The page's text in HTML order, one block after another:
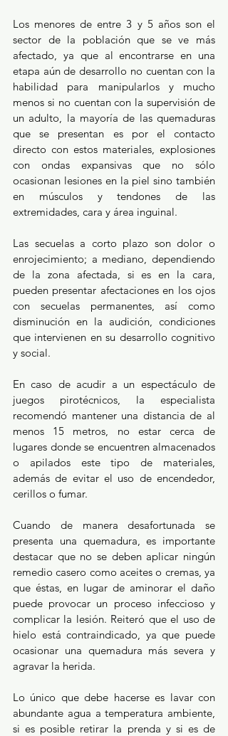
Los menores de entre 3 y 5 años son el
sector de la población que se ve más
afectado, ya que al encontrarse en una
etapa aún de desarrollo no cuentan con la
habilidad para manipularlos y mucho
menos si no cuentan con la supervisión de
un adulto, la mayoría de las quemaduras
que se presentan es por el contacto
directo con estos materiales, explosiones
con ondas expansivas que no sólo
ocasionan lesiones en la piel sino también
en músculos y tendones de las
extremidades, cara y área inguinal.
Las secuelas a corto plazo son dolor o
enrojecimiento; a mediano, dependiendo
de la zona afectada, si es en la cara,
pueden presentar afectaciones en los ojos
con secuelas permanentes, así como
disminución en la audición, condiciones
que intervienen en su desarrollo cognitivo
y social.
En caso de acudir a un espectáculo de
juegos pirotécnicos, la especialista
recomendó mantener una distancia de al
menos 15 metros, no estar cerca de
lugares donde se encuentren almacenados
o apilados este tipo de materiales,
además de evitar el uso de encendedor,
cerillos o fumar.
Cuando de manera desafortunada se
presenta una quemadura, es importante
destacar que no se deben aplicar ningún
remedio casero como aceites o cremas, ya
que éstas, en lugar de aminorar el daño
puede provocar un proceso infeccioso y
complicar la lesión. Reiteró que el uso de
hielo está contraindicado, ya que puede
ocasionar una quemadura más severa y
agravar la herida.
Lo único que debe hacerse es lavar con
abundante agua a temperatura ambiente,
si es posible retirar la prenda y si es de